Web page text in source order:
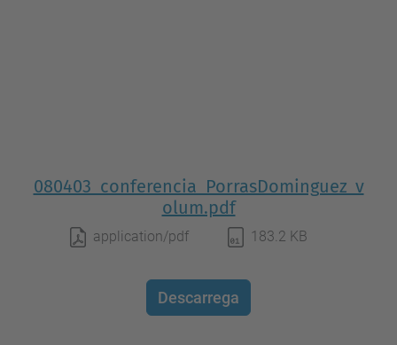
080403_conferencia_PorrasDominguez_v
olum.pdf
application/pdf 183.2 KB
Descarrega